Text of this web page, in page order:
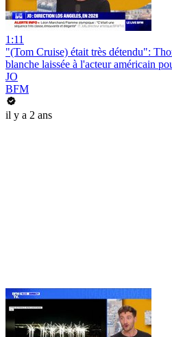
1:11
"(Tom Cruise) était très détendu":
blanche laissée à l'acteur américain
JO
BFM
il y a 2 ans